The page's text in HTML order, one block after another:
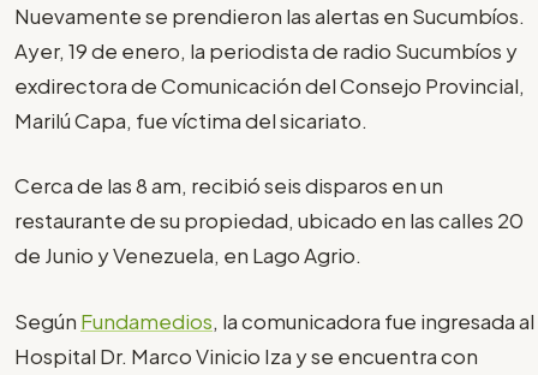
Nuevamente se prendieron las alertas en Sucumbíos.
Ayer, 19 de enero, la periodista de radio Sucumbíos y
exdirectora de Comunicación del Consejo Provincial,
Marilú Capa, fue víctima del sicariato.
Cerca de las 8 am, recibió seis disparos en un
restaurante de su propiedad, ubicado en las calles 20
de Junio y Venezuela, en Lago Agrio.
Según Fundamedios, la comunicadora fue ingresada al
Hospital Dr. Marco Vinicio Iza y se encuentra con